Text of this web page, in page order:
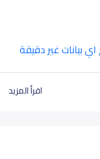
اقرأ المزيد
بيانات غير دقيقة